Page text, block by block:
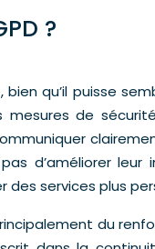
?
bien qu’il puisse
de
d’améliorer
des services plus
du